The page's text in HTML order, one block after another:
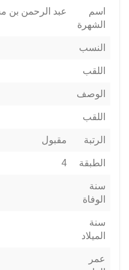
اسم
الشهرة
عبد الرحمن بن
النسب
اللقب
الوصف
اللقب
الرتبة مقبول
الطبقة 4
سنة
الوفاة
سنة
الميلاد
عمر